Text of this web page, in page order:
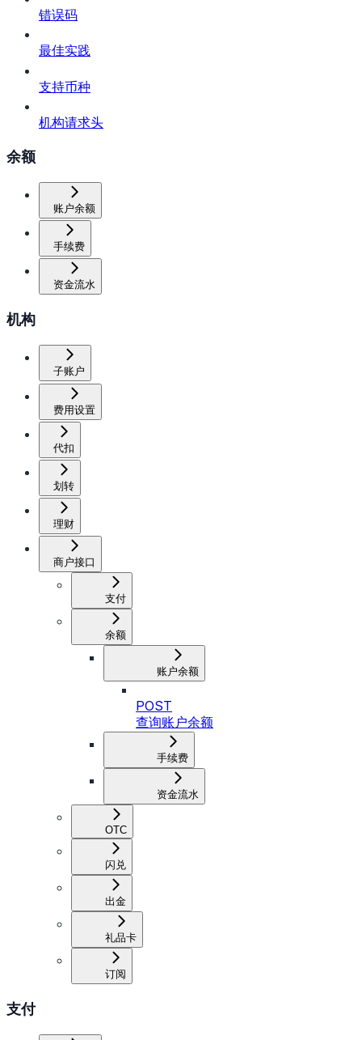
错误码
最佳实践
支持币种
机构请求头
余额
账户余额
手续费
资金流水
机构
子账户
费用设置
代扣
划转
理财
商户接口
支付
余额
账户余额
POST
查询账户余额
手续费
资金流水
OTC
闪兑
出金
礼品卡
订阅
支付